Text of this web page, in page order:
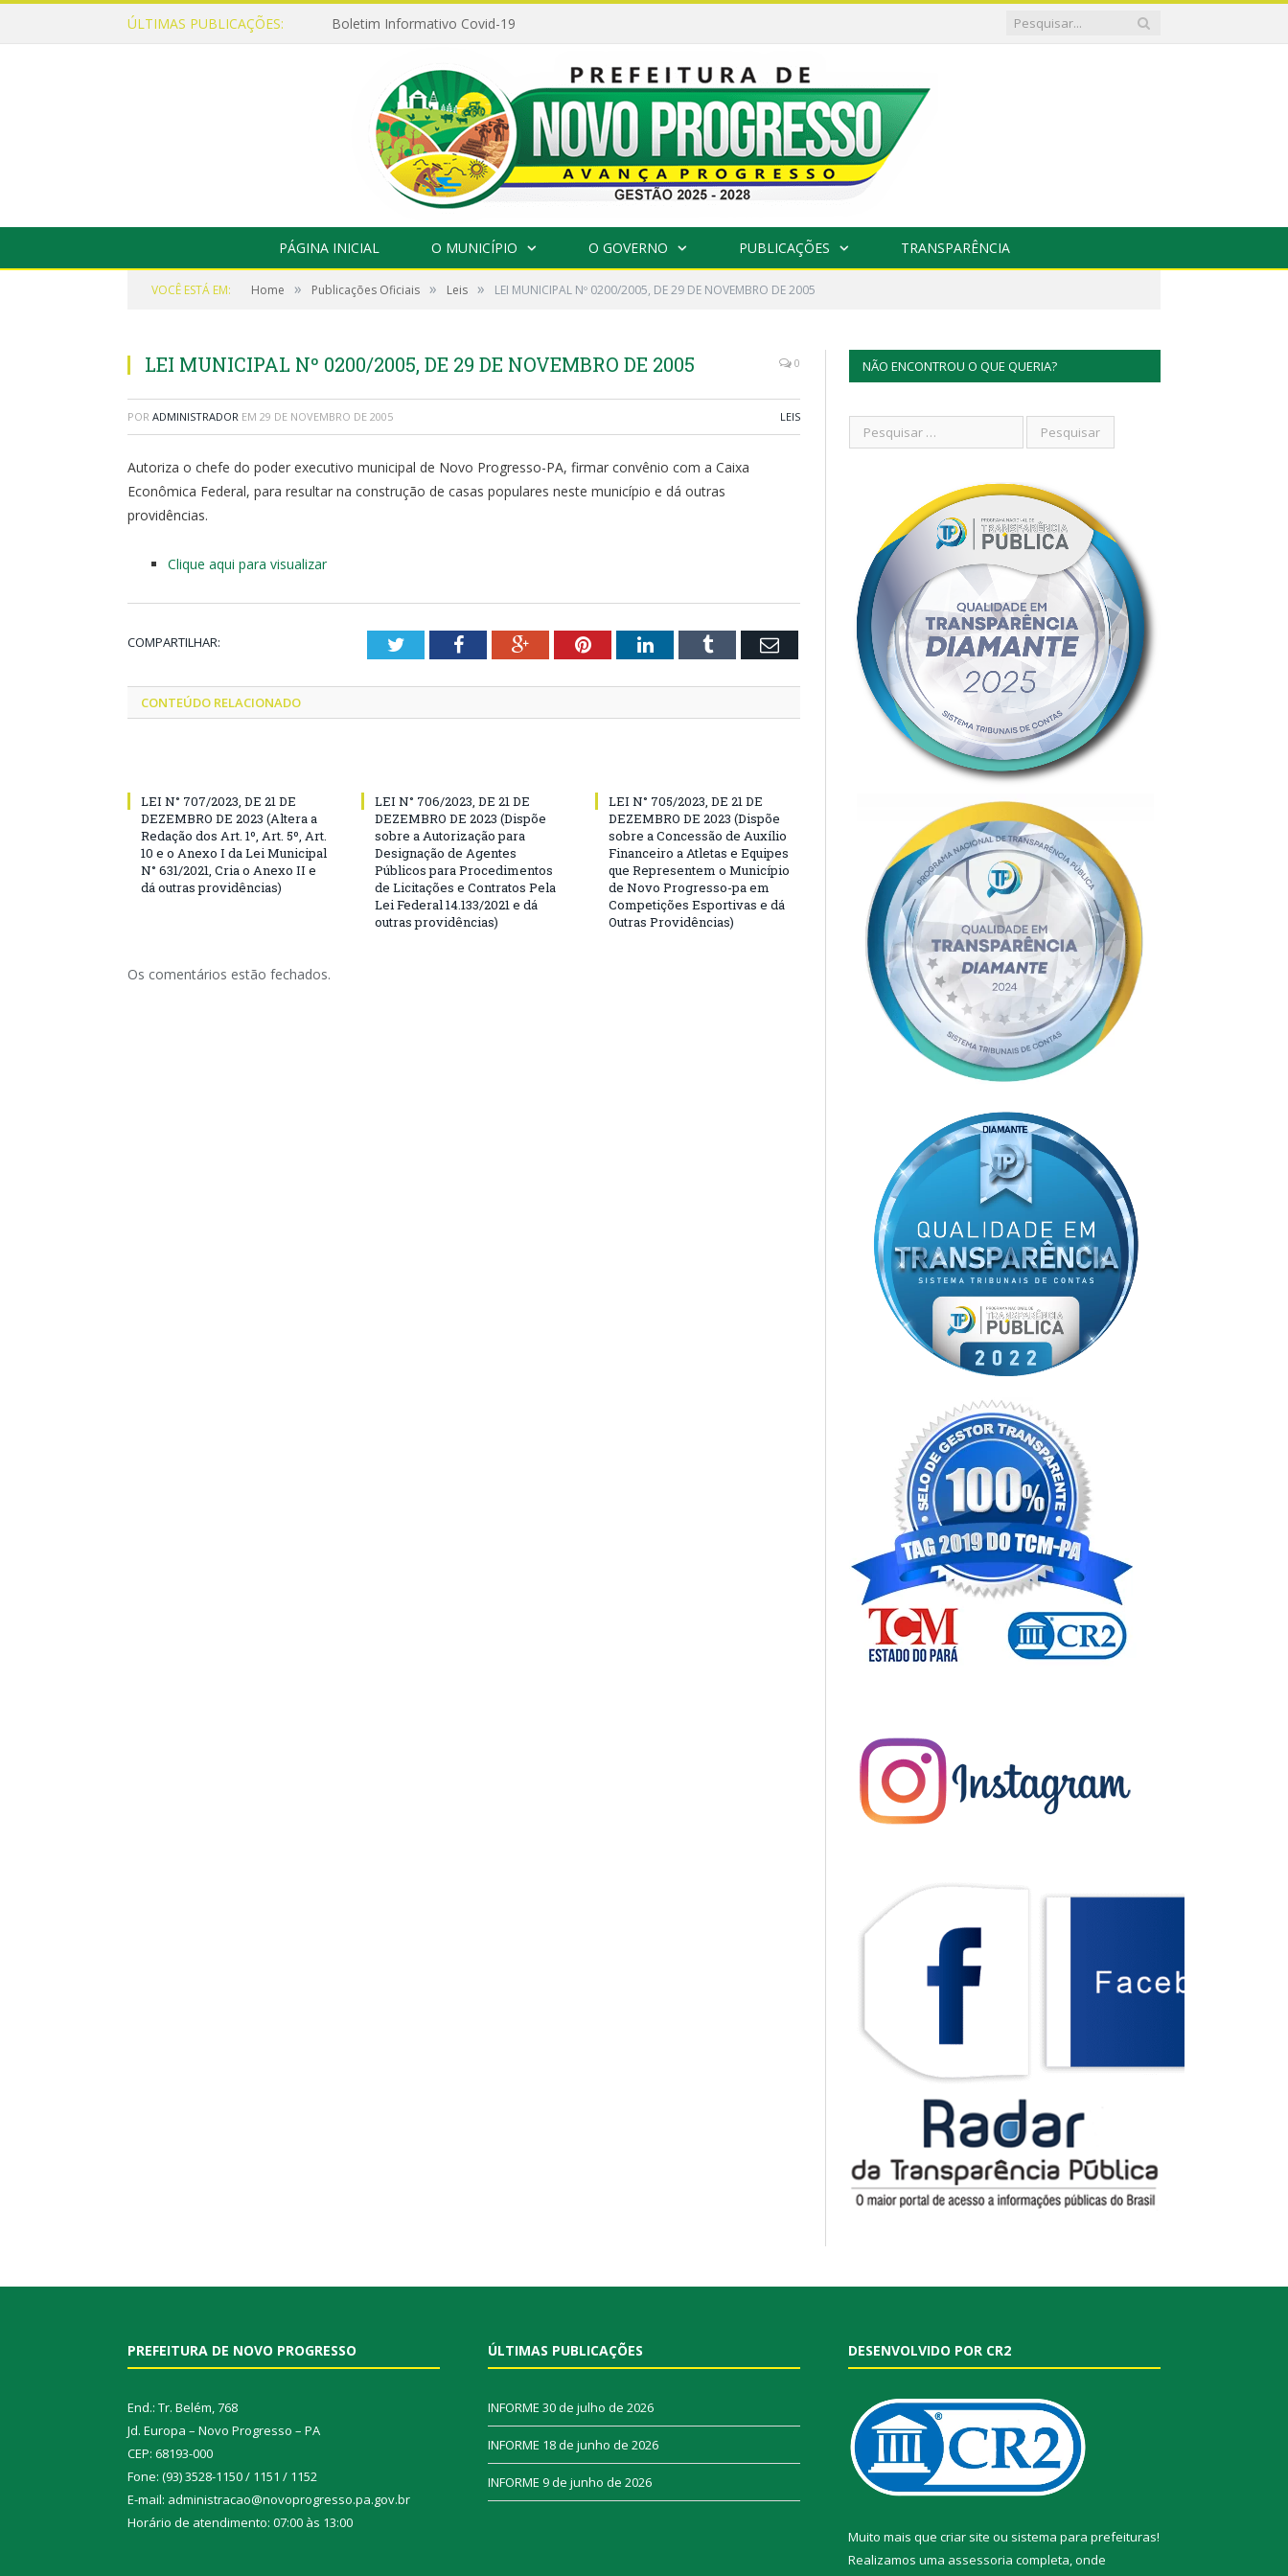
ÚLTIMAS PUBLICAÇÕES: Boletim Informativo Covid-19
PÁGINA INICIAL O MUNICÍPIO O GOVERNO PUBLICAÇÕES TRANSPARÊNCIA
VOCÊ ESTÁ EM: Home » Publicações Oficiais » Leis » LEI MUNICIPAL Nº 0200/2005, DE 29 DE NOVEMBRO DE 2005
LEI MUNICIPAL Nº 0200/2005, DE 29 DE NOVEMBRO DE 2005 0
POR ADMINISTRADOR EM 29 DE NOVEMBRO DE 2005 LEIS
Autoriza o chefe do poder executivo municipal de Novo Progresso-PA, firmar convênio com a Caixa
Econômica Federal, para resultar na construção de casas populares neste município e dá outras
providências.
Clique aqui para visualizar
COMPARTILHAR: TwitterFacebookGoogle+PinterestLinkedInTumblr Email
CONTEÚDO RELACIONADO
LEI N° 707/2023, DE 21 DE
DEZEMBRO DE 2023 (Altera a
Redação dos Art. 1º, Art. 5º, Art.
10 e o Anexo I da Lei Municipal
N° 631/2021, Cria o Anexo II e
dá outras providências)
LEI N° 706/2023, DE 21 DE
DEZEMBRO DE 2023 (Dispõe
sobre a Autorização para
Designação de Agentes
Públicos para Procedimentos
de Licitações e Contratos Pela
Lei Federal 14.133/2021 e dá
outras providências)
LEI N° 705/2023, DE 21 DE
DEZEMBRO DE 2023 (Dispõe
sobre a Concessão de Auxílio
Financeiro a Atletas e Equipes
que Representem o Município
de Novo Progresso-pa em
Competições Esportivas e dá
Outras Providências)
Os comentários estão fechados.
NÃO ENCONTROU O QUE QUERIA?
PREFEITURA DE NOVO PROGRESSO
End.: Tr. Belém, 768
Jd. Europa – Novo Progresso – PA
CEP: 68193-000
Fone: (93) 3528-1150 / 1151 / 1152
E-mail: administracao@novoprogresso.pa.gov.br
Horário de atendimento: 07:00 às 13:00
ÚLTIMAS PUBLICAÇÕES
INFORME 30 de julho de 2026
INFORME 18 de junho de 2026
INFORME 9 de junho de 2026
DESENVOLVIDO POR CR2
Muito mais que criar site ou sistema para prefeituras!
Realizamos uma assessoria completa, onde